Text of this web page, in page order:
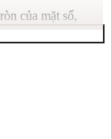
của mặt số,
lộ ra tạo nên